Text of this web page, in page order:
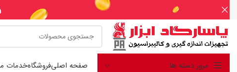
مرور دسته ها صفحه اصلیفروشگاهخدمات